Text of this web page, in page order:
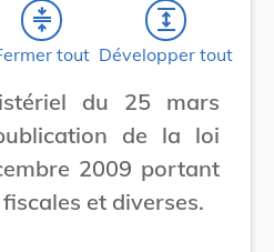
compress
tout
expand
Développer tout
du 25 mars
de la loi
2009 portant
et diverses.